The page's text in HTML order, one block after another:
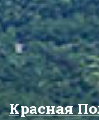
Красная